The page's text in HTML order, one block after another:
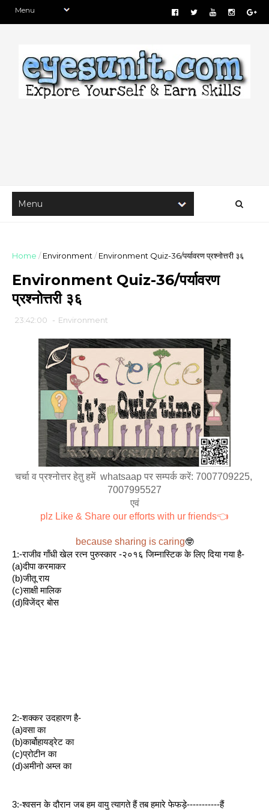
Home / Environment / Environment Quiz-36/पर्यावरण प्रश्नोत्तरी ३६
Environment Quiz-36/पर्यावरण
प्रश्नोत्तरी ३६
23:42:00 - Environment
चर्चा व प्रश्नोत्तर हेतु हमें  whatsaap पर सम्पर्क करें: 7007709225,
7007995527
एवं
plz Like & Share our efforts with ur friends👈
because sharing is caring🤓
1:-राजीव गाँधी खेल रत्न पुरुस्कार -२०१६ जिम्नास्टिक के लिए दिया गया है-
(a)दीपा करमाकर
(b)जीतू राय
(c)साक्षी मालिक
(d)विजेंद्र बोस
2:-शक्कर उदहारण है-
(a)वसा का
(b)कार्बोहायड्रेट का
(c)प्रोटीन का
(d)अमीनो अम्ल का
3:-श्वसन के दौरान जब हम वायु त्यागते हैं तब हमारे फेफड़े-----------हैं